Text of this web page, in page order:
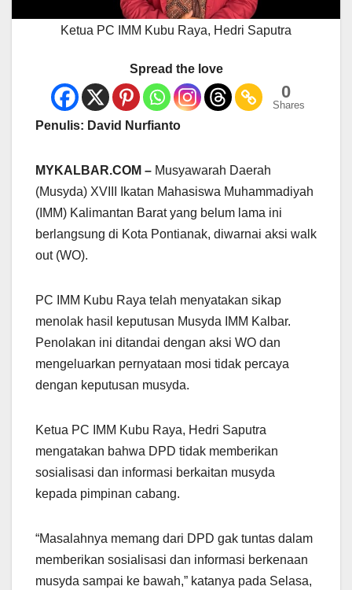
Ketua PC IMM Kubu Raya, Hedri Saputra
Spread the love
0
Shares
Penulis: David Nurfianto
MYKALBAR.COM – Musyawarah Daerah
(Musyda) XVIII Ikatan Mahasiswa Muhammadiyah
(IMM) Kalimantan Barat yang belum lama ini
berlangsung di Kota Pontianak, diwarnai aksi walk
out (WO).
PC IMM Kubu Raya telah menyatakan sikap
menolak hasil keputusan Musyda IMM Kalbar.
Penolakan ini ditandai dengan aksi WO dan
mengeluarkan pernyataan mosi tidak percaya
dengan keputusan musyda.
Ketua PC IMM Kubu Raya, Hedri Saputra
mengatakan bahwa DPD tidak memberikan
sosialisasi dan informasi berkaitan musyda
kepada pimpinan cabang.
“Masalahnya memang dari DPD gak tuntas dalam
memberikan sosialisasi dan informasi berkenaan
musyda sampai ke bawah,” katanya pada Selasa,